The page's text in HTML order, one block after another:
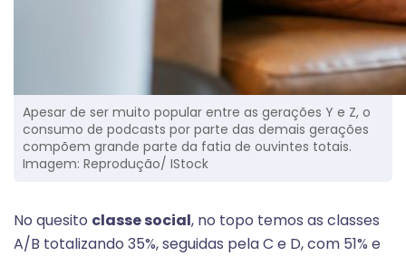
Apesar de ser muito popular entre as gerações Y e Z, o
consumo de podcasts por parte das demais gerações
compõem grande parte da fatia de ouvintes totais.
Imagem: Reprodução/ IStock
No quesito classe social, no topo temos as classes
A/B totalizando 35%, seguidas pela C e D, com 51% e